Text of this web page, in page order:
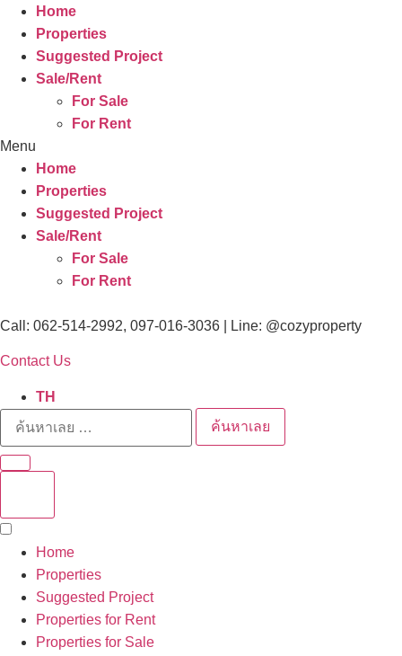
Home
Properties
Suggested Project
Sale/Rent
For Sale
For Rent
Menu
Home
Properties
Suggested Project
Sale/Rent
For Sale
For Rent
Call: 062-514-2992, 097-016-3036 | Line: @cozyproperty
Contact Us
TH
ค้นหาเลย
Home
Properties
Suggested Project
Properties for Rent
Properties for Sale